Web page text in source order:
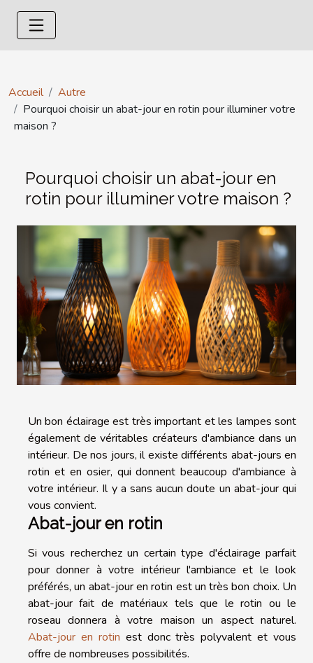
Accueil
Autre
Pourquoi choisir un abat-jour en rotin pour illuminer votre
maison ?
Pourquoi choisir un abat-jour en
rotin pour illuminer votre maison ?
Un bon éclairage est très important et les lampes sont
également de véritables créateurs d'ambiance dans un
intérieur. De nos jours, il existe différents abat-jours en
rotin et en osier, qui donnent beaucoup d'ambiance à
votre intérieur. Il y a sans aucun doute un abat-jour qui
vous convient.
Abat-jour en rotin
Si vous recherchez un certain type d'éclairage parfait
pour donner à votre intérieur l'ambiance et le look
préférés, un abat-jour en rotin est un très bon choix. Un
abat-jour fait de matériaux tels que le rotin ou le
roseau donnera à votre maison un aspect naturel.
Abat-jour en rotin est donc très polyvalent et vous
offre de nombreuses possibilités.